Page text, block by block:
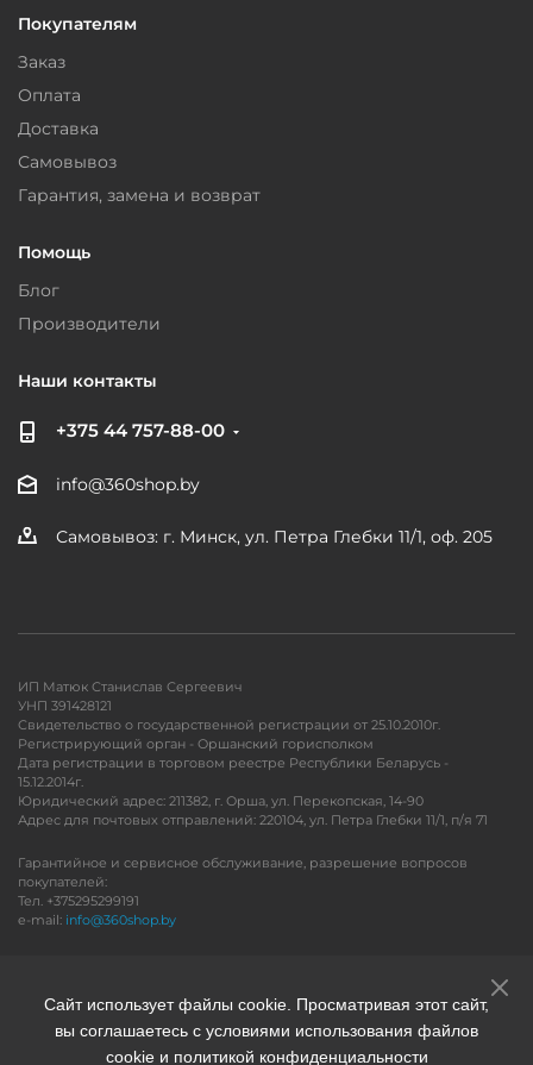
Покупателям
Заказ
Оплата
Доставка
Самовывоз
Гарантия, замена и возврат
Помощь
Блог
Производители
Наши контакты
+375 44 757-88-00
info@360shop.by
Самовывоз: г. Минск, ул. Петра Глебки 11/1, оф. 205
ИП Матюк Станислав Сергеевич
УНП 391428121
Свидетельство о государственной регистрации от 25.10.2010г.
Регистрирующий орган - Оршанский горисполком
Дата регистрации в торговом реестре Республики Беларусь -
15.12.2014г.
Юридический адрес: 211382, г. Орша, ул. Перекопская, 14-90
Адрес для почтовых отправлений: 220104, ул. Петра Глебки 11/1, п/я 71
Гарантийное и сервисное обслуживание, разрешение вопросов
покупателей:
Тел. +375295299191
e-mail: info@360shop.by
Сайт использует файлы cookie. Просматривая этот сайт,
вы соглашаетесь с условиями использования файлов
cookie и политикой конфиденциальности